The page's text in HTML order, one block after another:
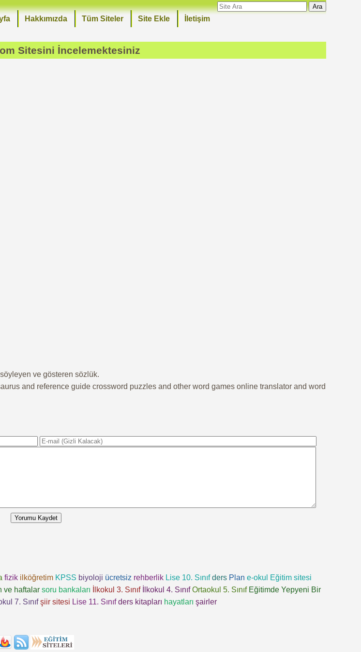
Ara
İletişim
Site Ekle
Tüm Siteler
Hakkımızda
Sitesini İncelemektesiniz
ve gösteren sözlük.
and reference guide crossword puzzles and other word games online translator and word
Yorumu Kaydet
fizik ilköğretim KPSS biyoloji ücretsiz rehberlik Lise 10. Sınıf ders Plan e-okul
Eğitim sitesi
ve haftalar soru bankaları İlkokul 3. Sınıf İlkokul 4. Sınıf Ortaokul 5. Sınıf Eğitimde Yepyeni Bir
7. Sınıf şiir sitesi Lise 11. Sınıf ders kitapları hayatları şairler